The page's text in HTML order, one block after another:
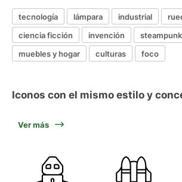
tecnología lámpara industrial
ciencia ficción
invención
steampunk
muebles y hogar
culturas foco
Iconos con el mismo estilo y
Ver más